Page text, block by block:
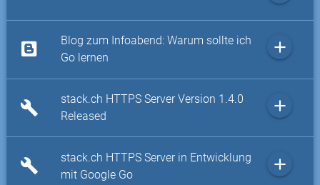
Blog zum Infoabend: Warum sollte ich
Go lernen
add
build
stack.ch HTTPS Server Version 1.4.0
Released
add
build
stack.ch HTTPS Server in Entwicklung
mit Google Go
add